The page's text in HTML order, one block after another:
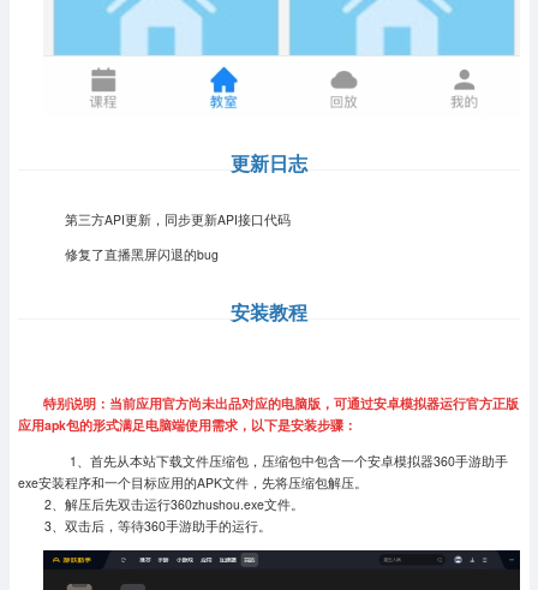
更新日志
第三方API更新，同步更新API接口代码
修复了直播黑屏闪退的bug
安装教程
特别说明：当前应用官方尚未出品对应的电脑版，可通过安卓模拟器运行官方正版
应用apk包的形式满足电脑端使用需求，以下是安装步骤：
1、首先从本站下载文件压缩包，压缩包中包含一个安卓模拟器360手游助手
exe安装程序和一个目标应用的APK文件，先将压缩包解压。
2、解压后先双击运行360zhushou.exe文件。
3、双击后，等待360手游助手的运行。